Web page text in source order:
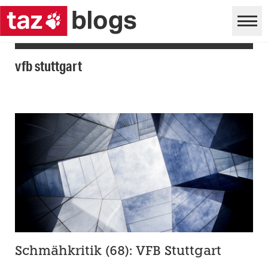
vfb stuttgart
Schmähkritik (68): VFB Stuttgart